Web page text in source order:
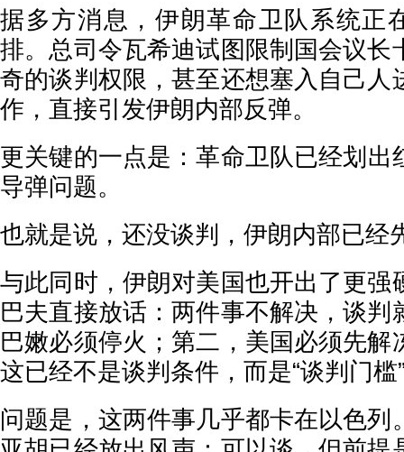
据多方消息，伊朗革命卫队系统正
排。总司令瓦希迪试图限制国会议长
奇的谈判权限，甚至还想塞入自己人
作，直接引发伊朗内部反弹。
更关键的一点是：革命卫队已经划
导弹问题。
也就是说，还没谈判，伊朗内部已经
与此同时，伊朗对美国也开出了更强
巴夫直接放话：两件事不解决，谈判
巴嫩必须停火；第二，美国必须先解
这已经不是谈判条件，而是“谈判门槛
问题是，这两件事几乎都卡在以色列